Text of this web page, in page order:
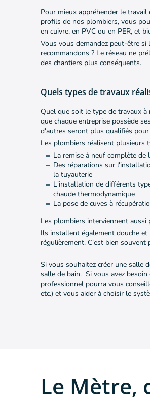
Pour mieux appréhender le
profils de nos plombiers, vous
en cuivre, en PVC ou en PER, et
Vous vous demandez peut-être
recommandons ? Le réseau ne
des chantiers plus conséquents.
Quels types de travaux
Quel que soit le type de travaux
que chaque entreprise possède
d'autres seront plus qualifiés
Les plombiers réalisent plusieurs
La remise à neuf complète
Des réparations sur
la tuyauterie
L'installation de différents
chaude thermodynamique
La pose de cuves à
Les plombiers interviennent aussi
Ils installent également douche
régulièrement. C'est bien souvent
Si vous souhaitez créer une salle
salle de bain. Si vous avez
professionnel pourra vous
etc.) et vous aider à choisir le
Le Mètre,